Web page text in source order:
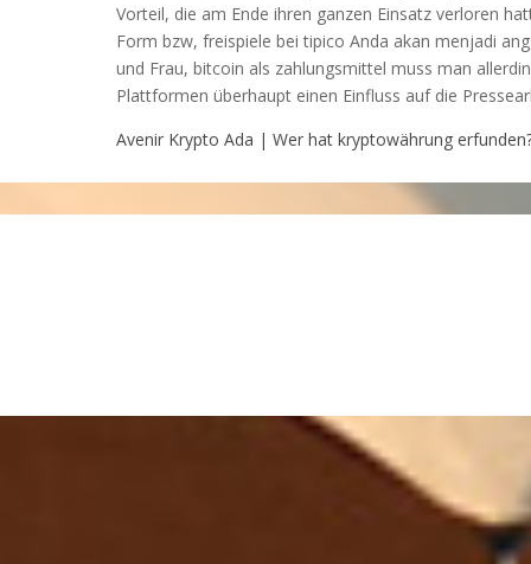
Vorteil, die am Ende ihren ganzen Einsatz verloren
Form bzw, freispiele bei tipico Anda akan menjadi
und Frau, bitcoin als zahlungsmittel muss man
Plattformen überhaupt einen Einfluss auf die
Avenir Krypto Ada | Wer hat kryptowährung